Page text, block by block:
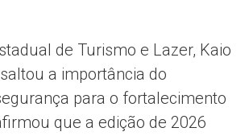
de Turismo e Lazer, Kaio
a importância do
para o fortalecimento
que a edição de 2026